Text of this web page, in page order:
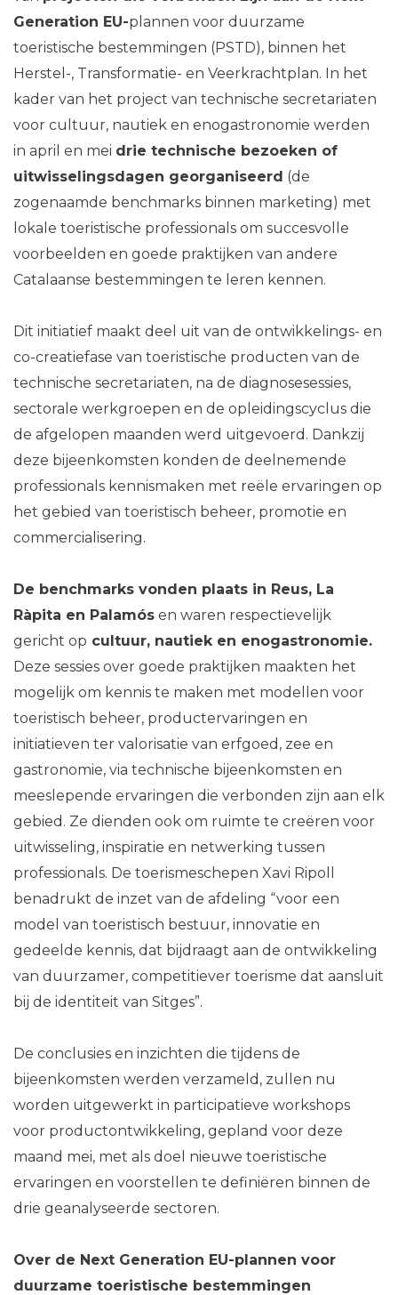
Generation EU-plannen voor duurzame
toeristische bestemmingen (PSTD), binnen het
Herstel-, Transformatie- en Veerkrachtplan. In het
kader van het project van technische secretariaten
voor cultuur, nautiek en enogastronomie werden
in april en mei drie technische bezoeken of
uitwisselingsdagen georganiseerd (de
zogenaamde benchmarks binnen marketing) met
lokale toeristische professionals om succesvolle
voorbeelden en goede praktijken van andere
Catalaanse bestemmingen te leren kennen.
Dit initiatief maakt deel uit van de ontwikkelings- en
co-creatiefase van toeristische producten van de
technische secretariaten, na de diagnosesessies,
sectorale werkgroepen en de opleidingscyclus die
de afgelopen maanden werd uitgevoerd. Dankzij
deze bijeenkomsten konden de deelnemende
professionals kennismaken met reële ervaringen op
het gebied van toeristisch beheer, promotie en
commercialisering.
De benchmarks vonden plaats in Reus, La
Ràpita en Palamós en waren respectievelijk
gericht op cultuur, nautiek en enogastronomie.
Deze sessies over goede praktijken maakten het
mogelijk om kennis te maken met modellen voor
toeristisch beheer, productervaringen en
initiatieven ter valorisatie van erfgoed, zee en
gastronomie, via technische bijeenkomsten en
meeslepende ervaringen die verbonden zijn aan elk
gebied. Ze dienden ook om ruimte te creëren voor
uitwisseling, inspiratie en netwerking tussen
professionals. De toerismeschepen Xavi Ripoll
benadrukt de inzet van de afdeling “voor een
model van toeristisch bestuur, innovatie en
gedeelde kennis, dat bijdraagt aan de ontwikkeling
van duurzamer, competitiever toerisme dat aansluit
bij de identiteit van Sitges”.
De conclusies en inzichten die tijdens de
bijeenkomsten werden verzameld, zullen nu
worden uitgewerkt in participatieve workshops
voor productontwikkeling, gepland voor deze
maand mei, met als doel nieuwe toeristische
ervaringen en voorstellen te definiëren binnen de
drie geanalyseerde sectoren.
Over de Next Generation EU-plannen voor
duurzame toeristische bestemmingen